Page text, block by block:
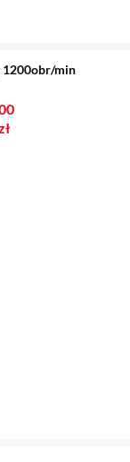
1200obr/min
296 zł